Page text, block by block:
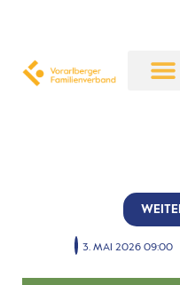
3. MAI 2026 09:00